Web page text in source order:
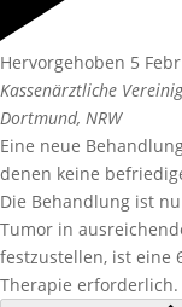
Hervorgehoben 5
Kassenärztliche
Dortmund, NRW
Eine neue
denen keine
Die Behandlung ist
Tumor in
festzustellen, ist eine
Therapie erforderlich.